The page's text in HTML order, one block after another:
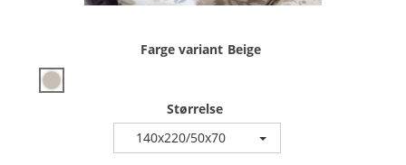
Farge variant Beige
Størrelse
140x220/50x70